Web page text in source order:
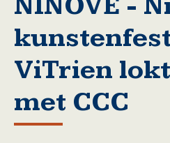
ViTrien
met CCC